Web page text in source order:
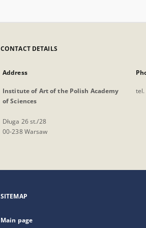
CONTACT DETAILS
Address
Institute of Art of the Polish Academy
of Sciences
Długa 26 st./28
00-238 Warsaw
tel.
SITEMAP
Main page